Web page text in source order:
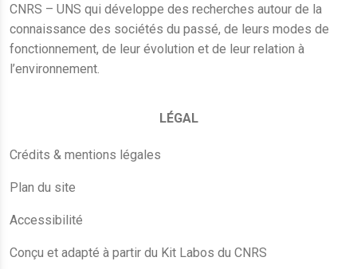
CNRS – UNS qui développe des recherches autour de la
connaissance des sociétés du passé, de leurs modes de
fonctionnement, de leur évolution et de leur relation à
l’environnement.
LÉGAL
Crédits & mentions légales
Plan du site
Accessibilité
Conçu et adapté à partir du Kit Labos du CNRS